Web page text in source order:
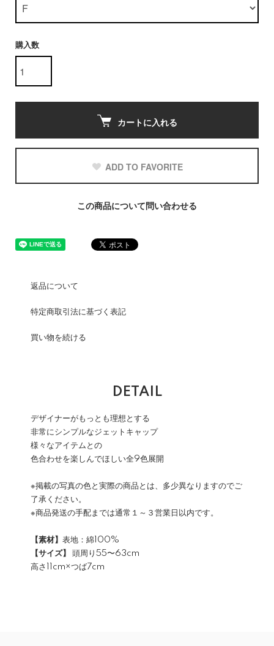
購入数
カートに入れる
ADD TO FAVORITE
この商品について問い合わせる
返品について
特定商取引法に基づく表記
買い物を続ける
DETAIL
デザイナーがもっとも理想とする
非常にシンプルなジェットキャップ
様々なアイテムとの
色合わせを楽しんでほしい全9色展開
※掲載の写真の色と実際の商品とは、多少異なりますのでご
了承ください。
※商品発送の手配までは通常１～３営業日以内です。
【素材】 表地：綿100%
【サイズ】
頭周り55〜63cm
高さ11cm×つば7cm